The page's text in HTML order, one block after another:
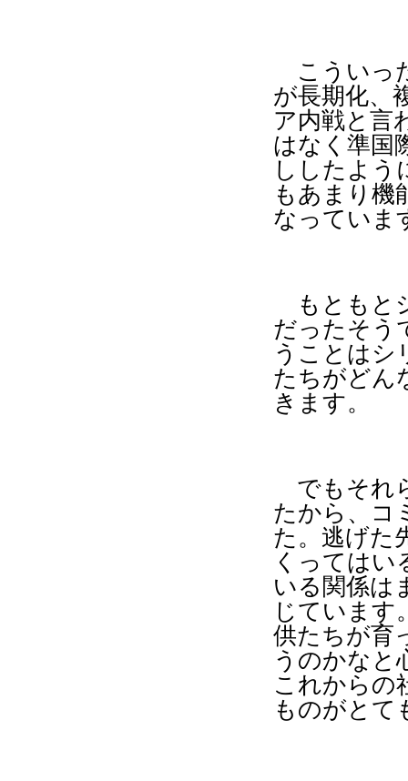
こういっ
が長期化、
ア内戦と言
はなく準国
ししたよう
もあまり機
なっていま
もともと
だったそう
うことはシ
たちがどん
きます。
でもそれ
たから、コ
た。逃げた
くってはい
いる関係は
じています
供たちが育
うのかなと
これからの
ものがとて